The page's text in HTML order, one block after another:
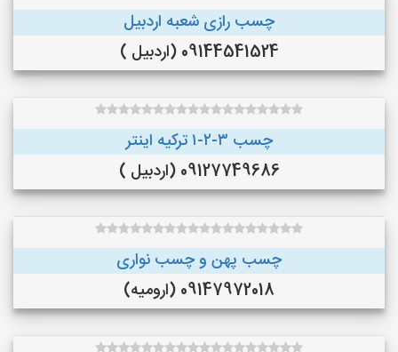
چسب رازی شعبه اردبیل
09144541524 (اردبیل )
چسب ۳-۲-۱ ترکیه اینتر
09127749686 (اردبیل )
چسب پهن و چسب نواری
09147972018 (ارومیه)